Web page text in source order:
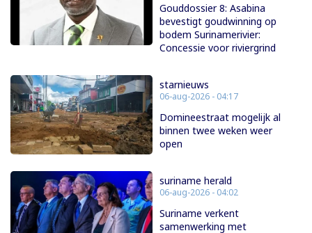
Gouddossier 8: Asabina
bevestigt goudwinning op
bodem Surinamerivier:
Concessie voor riviergrind
starnieuws
06-aug-2026 - 04:17
Domineestraat mogelijk al
binnen twee weken weer
open
suriname herald
06-aug-2026 - 04:02
Suriname verkent
samenwerking met